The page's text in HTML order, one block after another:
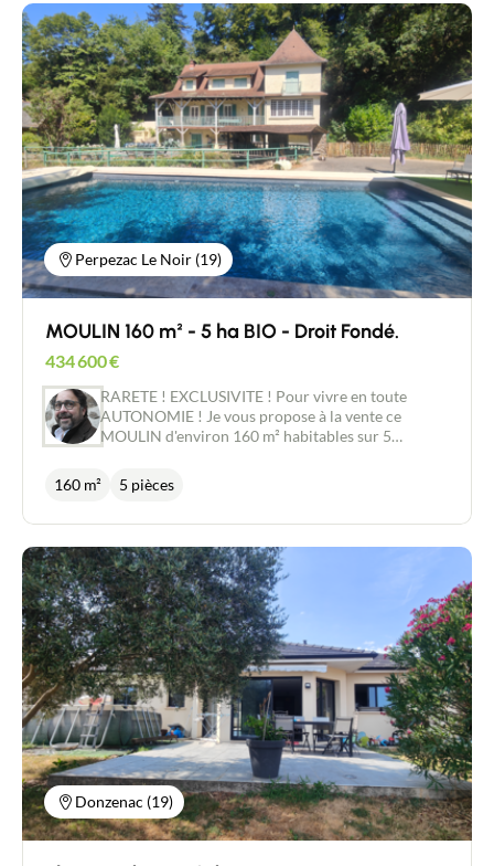
et entretenus avec soin. L'ensemble est vendu, murs
et fonds, avec toutefois la possibilité d'acquérir les
murs en vente à terme ou en location avec option
d'achat. Idéal pour un démarrage d'activité
immédiat. N'hésitez pas à me contacter pour plus
d'informations. Visites uniquement les jours de
fermeture.
Perpezac Le Noir (19)
MOULIN 160 m² - 5 ha BIO - Droit Fondé.
434 600€
RARETE ! EXCLUSIVITE ! Pour vivre en toute
AUTONOMIE ! Je vous propose à la vente ce
MOULIN d'environ 160 m² habitables sur 5
de toute pollution (sonore et visuelle y compris), ce
MOULIN déjà présent sur les cartes de CASSINI
attente - Puissance maximale brute de 36 Kw).
L'ancien MOULIN, rénové, se compose : - au
premier étage (sur caves) : - d'un salon / séjour
d'environ 50 m², - d'une cuisine ouverte et d'une
salle-à-manger d'environ 25,50 m², - au second
étage : - d'un dégagement d'un peu moins de 13 m²,
- d'une suite parentale avec salle d'eau et placard
d'environ 20 m², - d'une salle-de-bains d'un peu
plus de 3,00 m², - d'une deuxième chambre d'un
peu plus de 15 m², - d'une troisième chambre d'un
peu plus de 14 m². Chauffage : convecteurs
électriques + poêle scandinave chauffant
l'ensemble du salon / séjour. Huisseries bois
simple-vitrage + volets bois. A proximité, un
COTTAGE de près de 25 m² avec salle-d'eau et WC
160 m² 5 pièces
Donzenac (19)